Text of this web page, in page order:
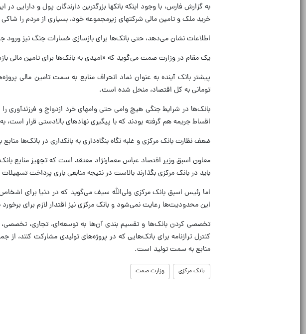
به گزارش فارس، با وجود اینکه بانکها بزرگترین دارندگان پول و دارایی
خرید ملک و تامین مالی شرکتهای زیرمجموعه خود، بسیاری از مردم را
اطلاعات نشان می‌دهد، حتی بانک‌ها برای بازسازی خسارات جنگ نیز
یک مقام در وزارت صمت می‌گوید که «امیدی به بانک‌ها برای تامین مالی
پیشتر بانک آینده به عنوان نماد انحراف منابع به سمت تامین مالی
تومانی به کل اقتصاد، منحل شده است.
بانک‌ها در شرایط جنگی هیچ وامی حتی وامهای خرد ازدواج و فرزندآوری
اقساط جریمه هم گرفته بودند که با پیگیری‌ نهادهای بالادستی قرار است،
ضعف نظارت بانک مرکزی و غلبه نگاه بنگاه‌داری به بانکداری در بانک‌ها
معاون اسبق وزیر اقتصاد عباس معمارنژاد معتقد است که تجهیز منابع
باید در بانک مرکزی بگذارند بالاست در نتیجه منابعی باری پرداخت
اما رئیس اسبق بانک مرکزی ولی‌الله سیف می‌گوید که در دنیا برای
این محدودیت‌ها رعایت نمی‌شود و بانک مرکزی نیز اقتدار لازم برای برخورد
تخصصی کردن بانک‌ها و تقسیم بندی آن‌ها به توسعه‌ای، تجاری،
کنترل ترازنامه برای بانک‌هایی که در پروژه‌های تولیدی مشارکت کنند، از
منابع به سمت تولید است.
بانک مرکزی وزارت صمت